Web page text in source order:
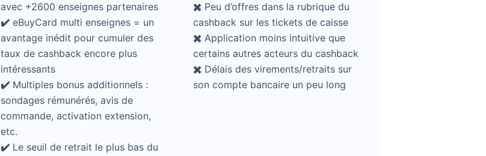
avec +2600 enseignes partenaires
✔️ eBuyCard multi enseignes = un
avantage inédit pour cumuler des
taux de cashback encore plus
intéressants
✔️ Multiples bonus additionnels :
sondages rémunérés, avis de
commande, activation extension,
etc.
✔️ Le seuil de retrait le plus bas du
✖️ Peu d’offres dans la rubrique du
cashback sur les tickets de caisse
✖️ Application moins intuitive que
certains autres acteurs du cashback
✖️ Délais des virements/retraits sur
son compte bancaire un peu long